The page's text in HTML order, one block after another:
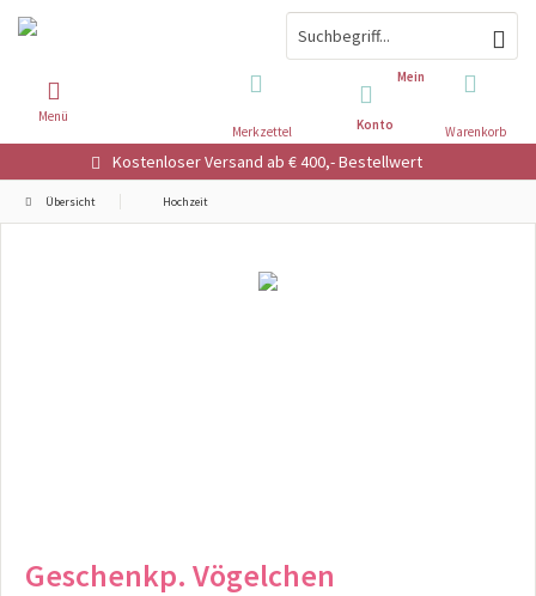
Kostenloser Versand ab € 400,- Bestellwert
Warenkorb
Merkzettel
Mein
Konto
Menü
Übersicht Hochzeit
Geschenkp. Vögelchen